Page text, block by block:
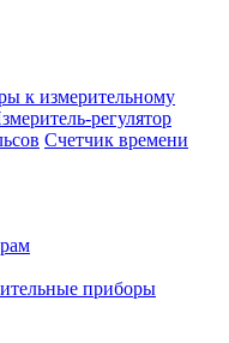
к измерительному
регулятор
Счетчик времени
приборы